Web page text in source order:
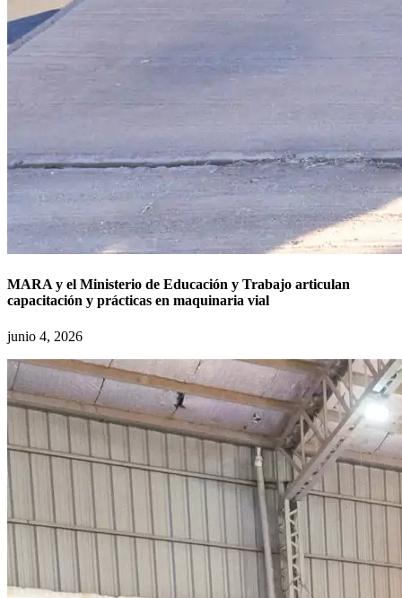
MARA y el Ministerio de Educación y Trabajo articulan
capacitación y prácticas en maquinaria vial
junio 4, 2026